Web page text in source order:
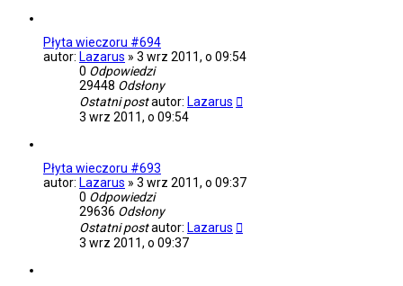
Płyta wieczoru #694
autor: Lazarus » 3 wrz 2011, o 09:54
0 Odpowiedzi
29448 Odsłony
Ostatni postautor: Lazarus
3 wrz 2011, o 09:54
Płyta wieczoru #693
autor: Lazarus » 3 wrz 2011, o 09:37
0 Odpowiedzi
29636 Odsłony
Ostatni postautor: Lazarus
3 wrz 2011, o 09:37